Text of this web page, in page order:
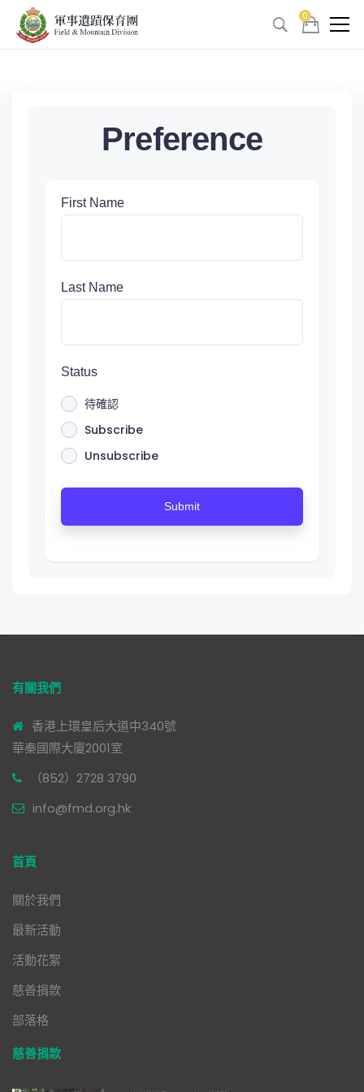
0
Preference
First Name
Last Name
Status
待確認
Subscribe
Unsubscribe
Submit
有關我們
香港上環皇后大道中340號
華秦國際大廈2001室
（852）2728 3790
info@fmd.org.hk
首頁
關於我們
最新活動
活動花絮
慈善捐款
部落格
慈善捐款